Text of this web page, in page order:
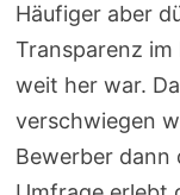
Häufiger aber
Transparenz
weit her war.
verschwiegen
Bewerber dann